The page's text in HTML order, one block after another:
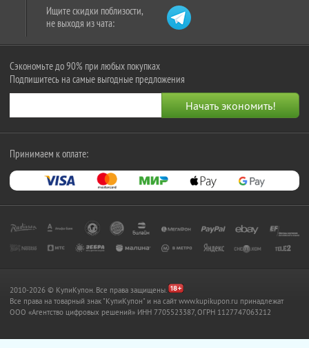
Ищите скидки поблизости,
не выходя из чата:
Сэкономьте до 90% при любых покупках
Подпишитесь на самые выгодные предложения
Принимаем к оплате:
2010-2026 © КупиКупон. Все права защищены.
Все права на товарный знак "КупиКупон" и на сайт www.kupikupon.ru принадлежат
OOO «Агентство цифровых решений» ИНН 7705523387, ОГРН 1127747063212